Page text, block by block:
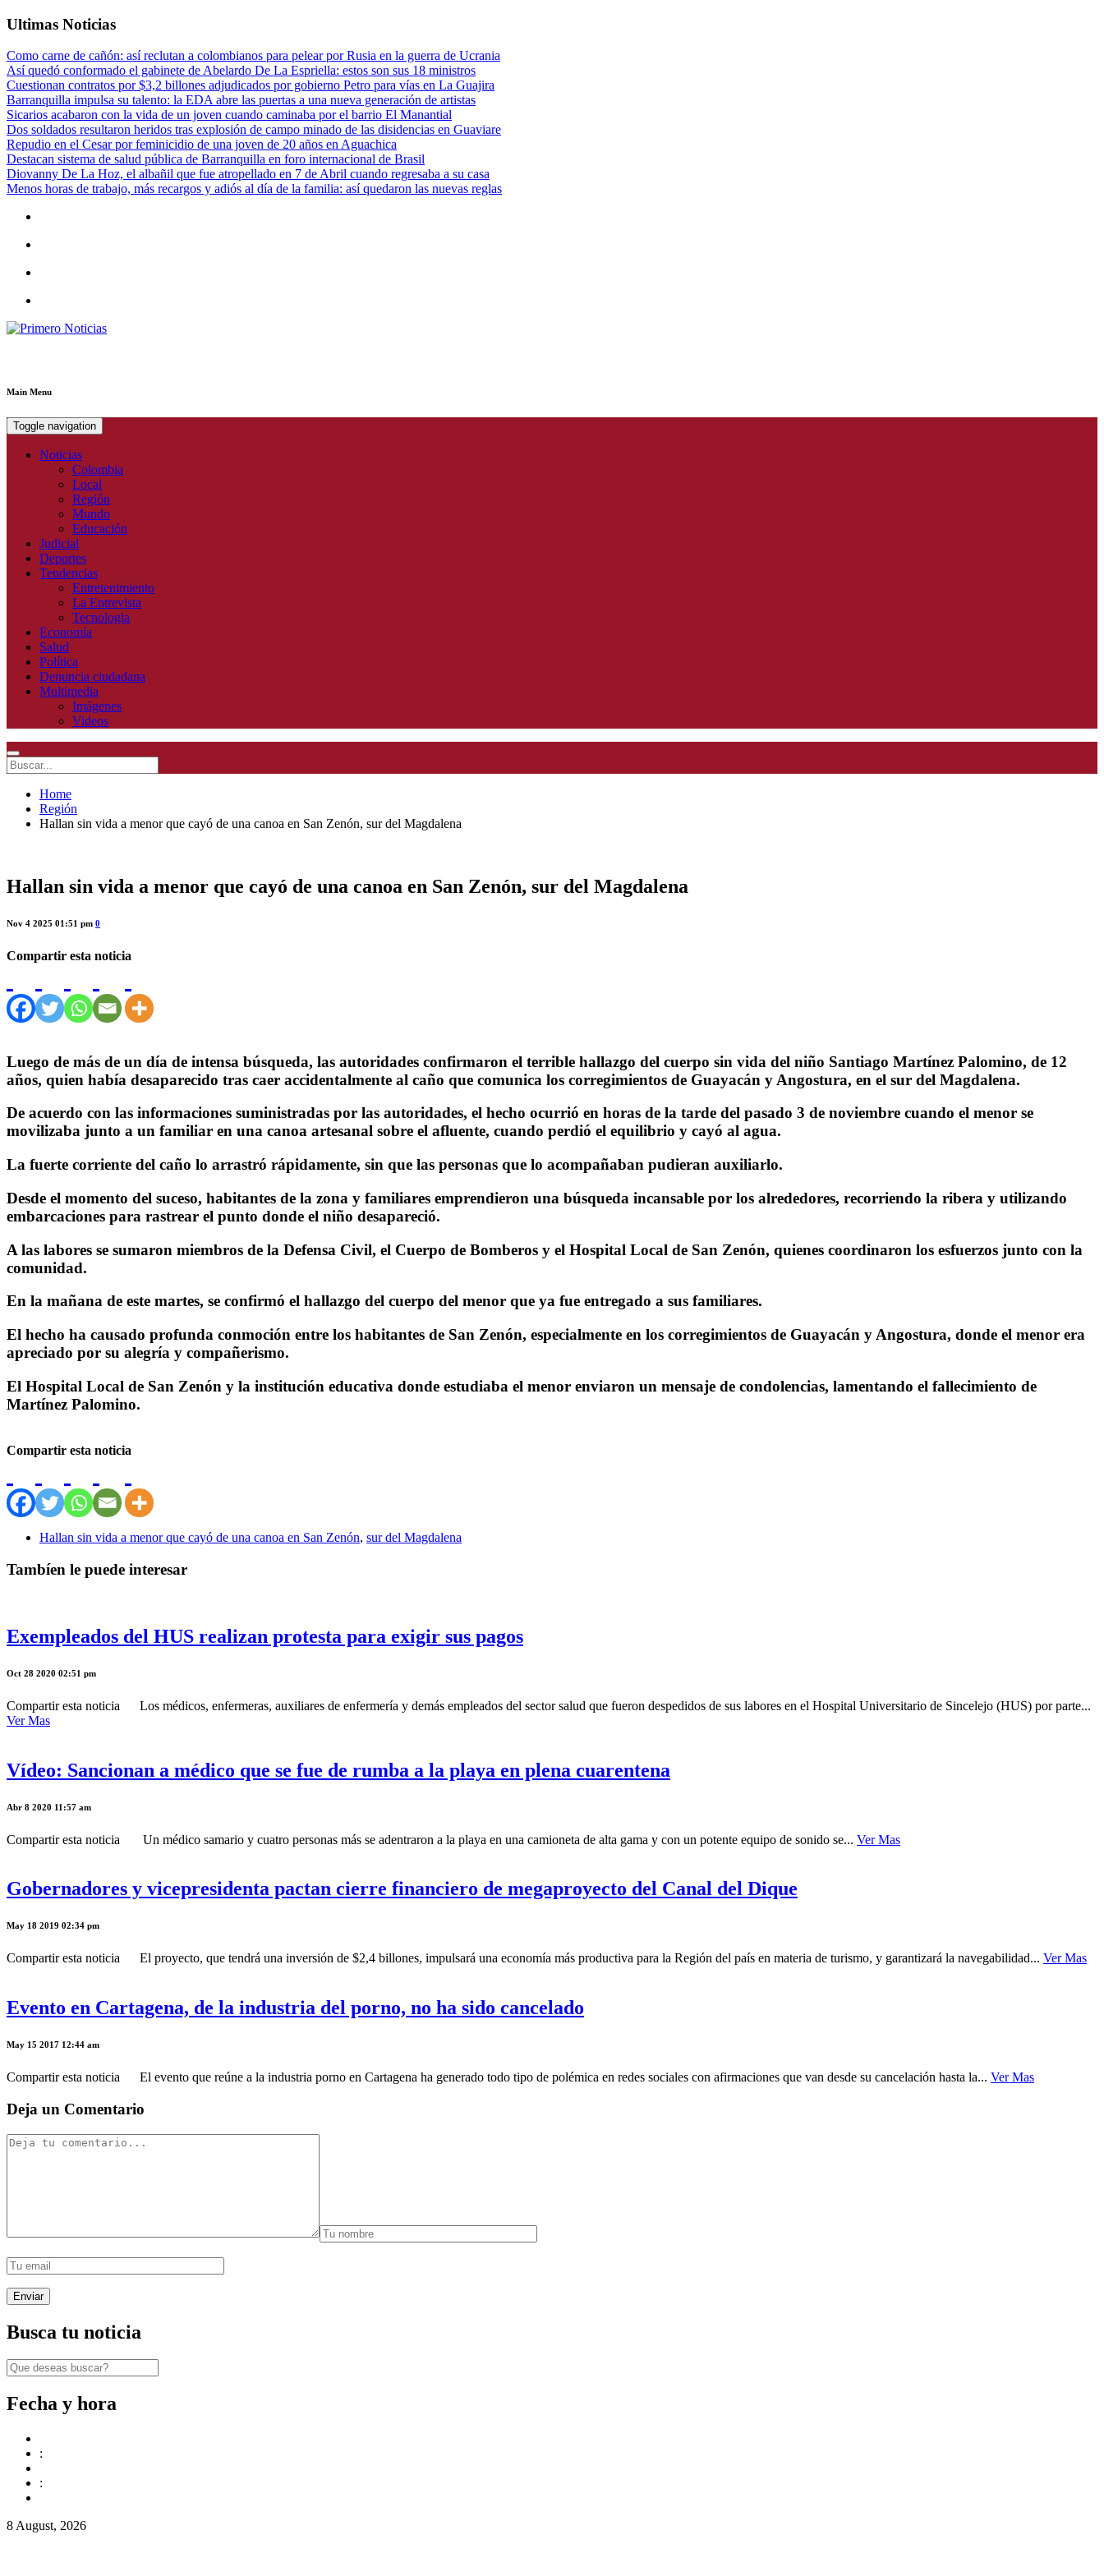
Ultimas Noticias
Como carne de cañón: así reclutan a colombianos para pelear por Rusia en la guerra de Ucrania
Así quedó conformado el gabinete de Abelardo De La Espriella: estos son sus 18 ministros
Cuestionan contratos por $3,2 billones adjudicados por gobierno Petro para vías en La Guajira
Barranquilla impulsa su talento: la EDA abre las puertas a una nueva generación de artistas
Sicarios acabaron con la vida de un joven cuando caminaba por el barrio El Manantial
Dos soldados resultaron heridos tras explosión de campo minado de las disidencias en Guaviare
Repudio en el Cesar por feminicidio de una joven de 20 años en Aguachica
Destacan sistema de salud pública de Barranquilla en foro internacional de Brasil
Diovanny De La Hoz, el albañil que fue atropellado en 7 de Abril cuando regresaba a su casa
Menos horas de trabajo, más recargos y adiós al día de la familia: así quedaron las nuevas reglas
Main Menu
Toggle navigation
Noticias
Colombia
Local
Región
Mundo
Educación
Judicial
Deportes
Tendencias
Entretenimiento
La Entrevista
Tecnologia
Economía
Salud
Política
Denuncia ciudadana
Multimedia
Imágenes
Videos
Home
Región
Hallan sin vida a menor que cayó de una canoa en San Zenón, sur del Magdalena
Hallan sin vida a menor que cayó de una canoa en San Zenón, sur del Magdalena
Nov 4 2025 01:51 pm 0
Compartir esta noticia
Luego de más de un día de intensa búsqueda, las autoridades confirmaron el terrible hallazgo del cuerpo sin vida del niño Santiago Martínez Palomino, de 12
años, quien había desaparecido tras caer accidentalmente al caño que comunica los corregimientos de Guayacán y Angostura, en el sur del Magdalena.
De acuerdo con las informaciones suministradas por las autoridades, el hecho ocurrió en horas de la tarde del pasado 3 de noviembre cuando el menor se
movilizaba junto a un familiar en una canoa artesanal sobre el afluente, cuando perdió el equilibrio y cayó al agua.
La fuerte corriente del caño lo arrastró rápidamente, sin que las personas que lo acompañaban pudieran auxiliarlo.
Desde el momento del suceso, habitantes de la zona y familiares emprendieron una búsqueda incansable por los alrededores, recorriendo la ribera y utilizando
embarcaciones para rastrear el punto donde el niño desapareció.
A las labores se sumaron miembros de la Defensa Civil, el Cuerpo de Bomberos y el Hospital Local de San Zenón, quienes coordinaron los esfuerzos junto con la
comunidad.
En la mañana de este martes, se confirmó el hallazgo del cuerpo del menor que ya fue entregado a sus familiares.
El hecho ha causado profunda conmoción entre los habitantes de San Zenón, especialmente en los corregimientos de Guayacán y Angostura, donde el menor era
apreciado por su alegría y compañerismo.
El Hospital Local de San Zenón y la institución educativa donde estudiaba el menor enviaron un mensaje de condolencias, lamentando el fallecimiento de
Martínez Palomino.
Compartir esta noticia
Hallan sin vida a menor que cayó de una canoa en San Zenón, sur del Magdalena
Tambíen le puede interesar
Exempleados del HUS realizan protesta para exigir sus pagos
Oct 28 2020 02:51 pm
Compartir esta noticia Los médicos, enfermeras, auxiliares de enfermería y demás empleados del sector salud que fueron despedidos de sus labores en el Hospital Universitario de Sincelejo (HUS) por parte...
Ver Mas
Vídeo: Sancionan a médico que se fue de rumba a la playa en plena cuarentena
Abr 8 2020 11:57 am
Compartir esta noticia Un médico samario y cuatro personas más se adentraron a la playa en una camioneta de alta gama y con un potente equipo de sonido se... Ver Mas
Gobernadores y vicepresidenta pactan cierre financiero de megaproyecto del Canal del Dique
May 18 2019 02:34 pm
Compartir esta noticia El proyecto, que tendrá una inversión de $2,4 billones, impulsará una economía más productiva para la Región del país en materia de turismo, y garantizará la navegabilidad... Ver Mas
Evento en Cartagena, de la industria del porno, no ha sido cancelado
May 15 2017 12:44 am
Compartir esta noticia El evento que reúne a la industria porno en Cartagena ha generado todo tipo de polémica en redes sociales con afirmaciones que van desde su cancelación hasta la... Ver Mas
Deja un Comentario
Busca tu noticia
Fecha y hora
:
:
8 August, 2026